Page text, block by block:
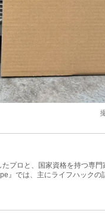
プロと、国家資格を持つ専
。